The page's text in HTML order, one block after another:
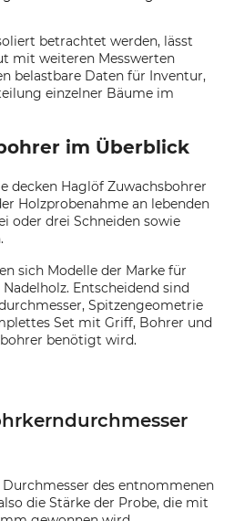
betrachtet werden, lässt
mit weiteren Messwerten
belastbare Daten für Inventur,
einzelner Bäume im
im Überblick
decken Haglöf Zuwachsbohrer
Holzprobenahme an lebenden
oder drei Schneiden sowie
sich Modelle der Marke für
Entscheidend sind
Spitzengeometrie
Set mit Griff, Bohrer und
benötigt wird.
des entnommenen
die Stärke der Probe, die mit